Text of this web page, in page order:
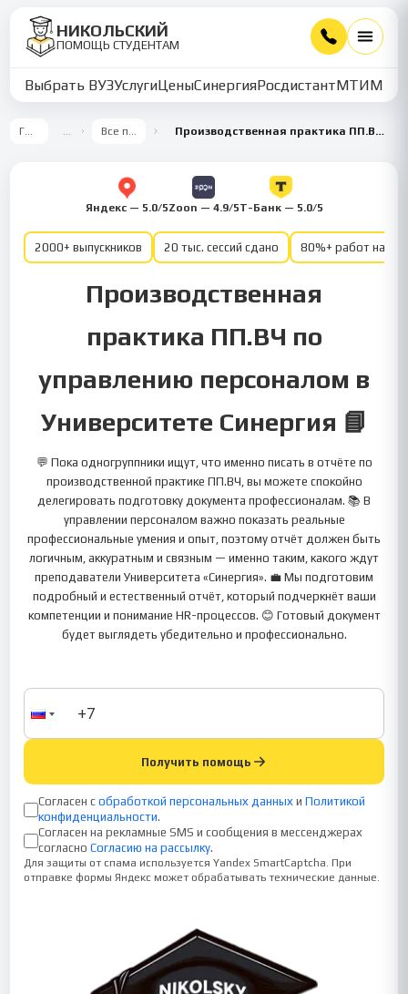
НИКОЛЬСКИЙ
ПОМОЩЬ СТУДЕНТАМ
Выбрать ВУЗУслугиЦеныСинергияРосдистантМТИММУ
Главная … Все предметы Производственная практика ПП.ВЧ Профессиональные умения и опыт — Управление персоналом
Яндекс — 5.0/5Zoon — 4.9/5Т-Банк — 5.0/5
2000+ выпускников 20 тыс. сессий сдано 80%+ работ на
Производственная
практика ПП.ВЧ по
управлению персоналом в
Университете Синергия 📘
💬 Пока одногруппники ищут, что именно писать в отчёте по
производственной практике ПП.ВЧ, вы можете спокойно
делегировать подготовку документа профессионалам. 📚 В
управлении персоналом важно показать реальные
профессиональные умения и опыт, поэтому отчёт должен быть
логичным, аккуратным и связным — именно таким, какого ждут
преподаватели Университета «Синергия». 💼 Мы подготовим
подробный и естественный отчёт, который подчеркнёт ваши
компетенции и понимание HR-процессов. 😊 Готовый документ
будет выглядеть убедительно и профессионально.
Получить помощь
Согласен с обработкой персональных данных и Политикой
конфиденциальности.
Согласен на рекламные SMS и сообщения в мессенджерах
согласно Согласию на рассылку.
Для защиты от спама используется Yandex SmartCaptcha. При
отправке формы Яндекс может обрабатывать технические данные.